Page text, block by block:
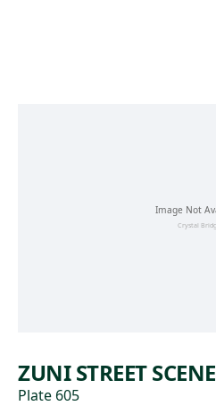
ZUNI STREET SCENE
Plate 605